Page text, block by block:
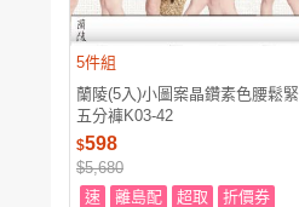
5件組
蘭陵(5入)小圖案晶鑽素色腰鬆緊
五分褲K03-42
$598
$5,680
速
離島配 超取 折價券